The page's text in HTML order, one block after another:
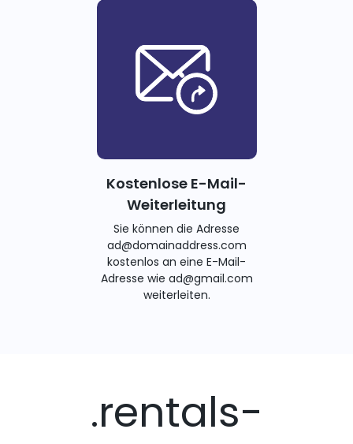
Kostenlose E-Mail-
Weiterleitung
Sie können die Adresse
ad@domainaddress.com
kostenlos an eine E-Mail-
Adresse wie ad@gmail.com
weiterleiten.
.rentals-